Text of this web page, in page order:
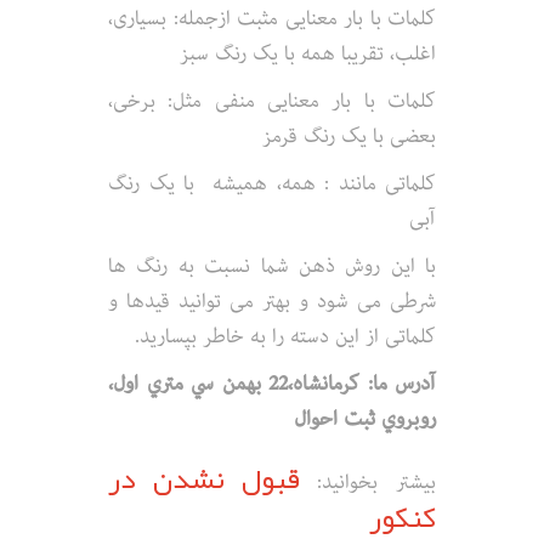
کلمات با بار معنایی مثبت ازجمله: بسیاری،
اغلب، تقریبا همه با یک رنگ سبز
کلمات با بار معنایی منفی مثل: برخی،
بعضی با یک رنگ قرمز
کلماتی مانند : همه، همیشه با یک رنگ
آبی
با این روش ذهن شما نسبت به رنگ ها
شرطی می شود و بهتر می توانید قیدها و
کلماتی از این دسته را به خاطر بپسارید.
آدرس ما: کرمانشاه،22 بهمن سي متري اول،
روبروي ثبت احوال
بیشتر بخوانید: قبول نشدن در
کنکور